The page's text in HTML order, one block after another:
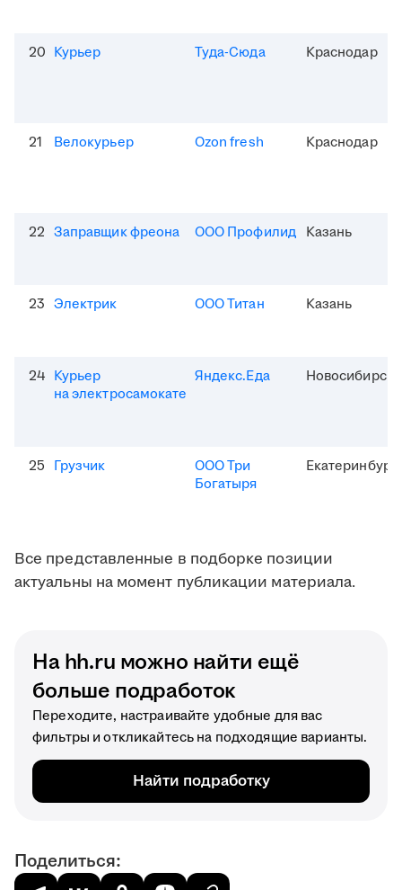
20 Курьер Туда-Сюда Краснодар
21 Велокурьер Ozon fresh Краснодар
22 Заправщик фреона ООО Профилид Казань
23 Электрик ООО Титан Казань
24 Курьер
на электросамокате
Яндекс.Еда Новосибирск
25 Грузчик
ООО Три
Богатыря
Екатеринбург
Все представленные в подборке позиции
актуальны на момент публикации материала.
На hh.ru можно найти ещё
больше подработок
Переходите, настраивайте удобные для вас
фильтры и откликайтесь на подходящие варианты.
Найти подработку
Поделиться: